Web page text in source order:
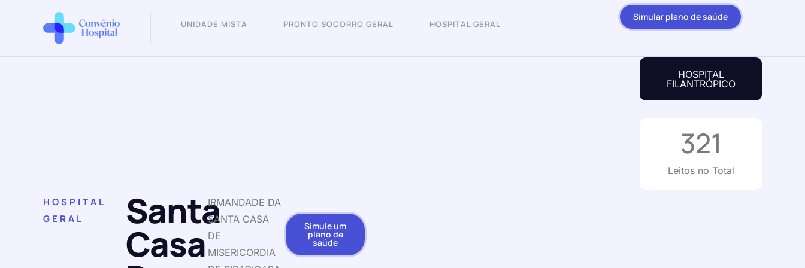
UNIDADE MISTA PRONTO SOCORRO GERAL HOSPITAL GERAL
Simular plano de saúde
HOSPITAL
GERAL
Santa
Casa
IRMANDADE DA
SANTA CASA
DE
MISERICORDIA
Simule um
plano de
saúde
HOSPITAL
FILANTRÓPICO
Leitos no Total
321